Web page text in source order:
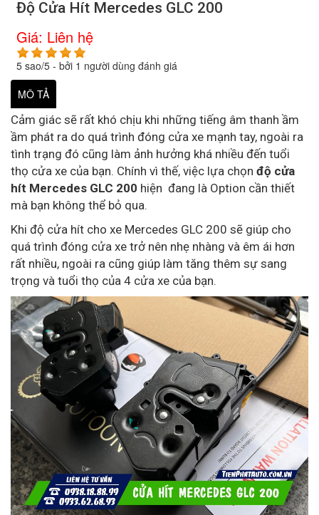
Độ Cửa Hít Mercedes GLC 200
Giá: Liên hệ
5 sao/5 - bởi 1 người dùng đánh giá
MÔ TẢ
Cảm giác sẽ rất khó chịu khi những tiếng âm thanh ầm
ầm phát ra do quá trình đóng cửa xe mạnh tay, ngoài ra
tình trạng đó cũng làm ảnh hưởng khá nhiều đến tuổi
thọ cửa xe của bạn. Chính vì thế, việc lựa chọn độ cửa
hít Mercedes GLC 200 hiện đang là Option cần thiết
mà bạn không thể bỏ qua.
Khi độ cửa hít cho xe Mercedes GLC 200 sẽ giúp cho
quá trình đóng cửa xe trở nên nhẹ nhàng và êm ái hơn
rất nhiều, ngoài ra cũng giúp làm tăng thêm sự sang
trọng và tuổi thọ của 4 cửa xe của bạn.